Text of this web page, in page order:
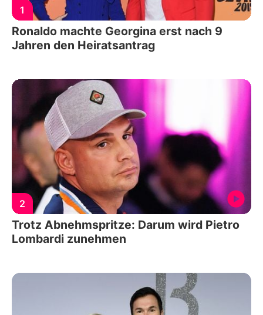
1
Ronaldo machte Georgina erst nach 9
Jahren den Heiratsantrag
2
Trotz Abnehmspritze: Darum wird Pietro
Lombardi zunehmen